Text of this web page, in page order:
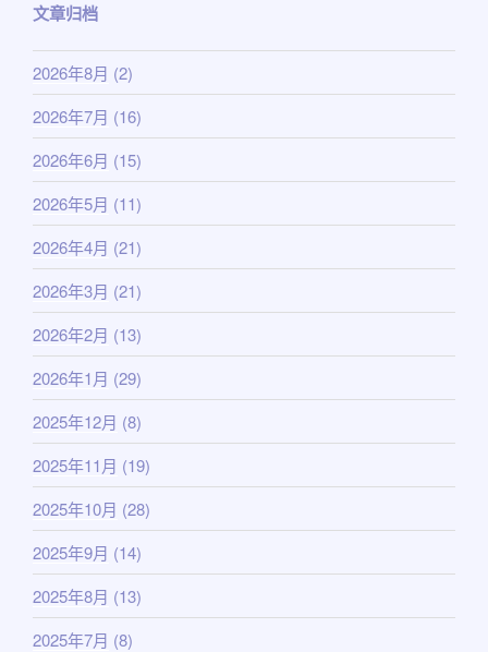
文章归档
2026年8月 (2)
2026年7月 (16)
2026年6月 (15)
2026年5月 (11)
2026年4月 (21)
2026年3月 (21)
2026年2月 (13)
2026年1月 (29)
2025年12月 (8)
2025年11月 (19)
2025年10月 (28)
2025年9月 (14)
2025年8月 (13)
2025年7月 (8)